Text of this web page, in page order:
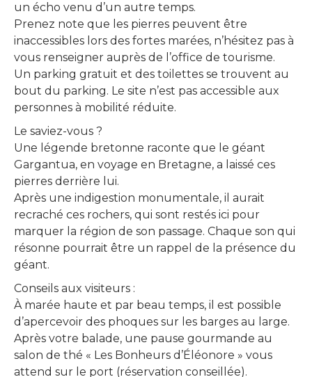
un écho venu d’un autre temps.
Prenez note que les pierres peuvent être
inaccessibles lors des fortes marées, n’hésitez pas à
vous renseigner auprès de l’office de tourisme.
Un parking gratuit et des toilettes se trouvent au
bout du parking. Le site n’est pas accessible aux
personnes à mobilité réduite.
Le saviez-vous ?
Une légende bretonne raconte que le géant
Gargantua, en voyage en Bretagne, a laissé ces
pierres derrière lui.
Après une indigestion monumentale, il aurait
recraché ces rochers, qui sont restés ici pour
marquer la région de son passage. Chaque son qui
résonne pourrait être un rappel de la présence du
géant.
Conseils aux visiteurs :
À marée haute et par beau temps, il est possible
d’apercevoir des phoques sur les barges au large.
Après votre balade, une pause gourmande au
salon de thé « Les Bonheurs d’Éléonore » vous
attend sur le port (réservation conseillée).